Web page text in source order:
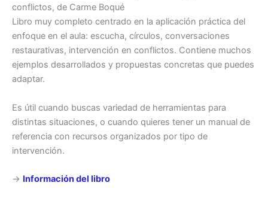
conflictos, de Carme Boqué
Libro muy completo centrado en la aplicación práctica del
enfoque en el aula: escucha, círculos, conversaciones
restaurativas, intervención en conflictos. Contiene muchos
ejemplos desarrollados y propuestas concretas que puedes
adaptar.
Es útil cuando buscas variedad de herramientas para
distintas situaciones, o cuando quieres tener un manual de
referencia con recursos organizados por tipo de
intervención.
→ Información del libro